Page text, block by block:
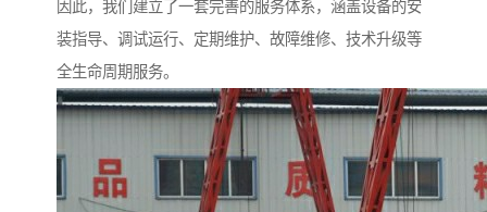
因此，我们建立了一套完善的服务体系，涵盖设备的安
装指导、调试运行、定期维护、故障维修、技术升级等
全生命周期服务。